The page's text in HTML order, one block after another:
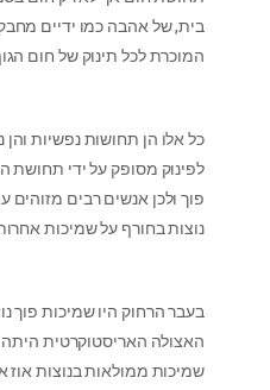
בית, של אהבה כמו ידיים
המוכרת לכל תינוק של חום
כל אלו הן תחושות נפשיות
לפינוק מסופק על ידי
פוך ולכן אנשים רבים
נוצות בחורף על שמיכות
בעבר הרחוק היו שמיכות פוך
האצולה האריסטוקרטית
שמיכות ממולאות בנוצות